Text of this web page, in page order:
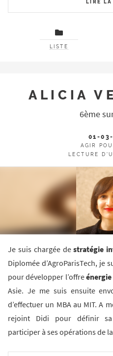
LIRE LA
LISTE
ALICIA
6ème
01-
AGIR
LECTURE
Je suis chargée destratégie
Diplomée d’AgroParisTech, je
pour développer l’offre
Asie. Je me suis ensuite
d’effectuer un MBA au MIT. A
rejoint Didi pour définir
participer à ses opérations de